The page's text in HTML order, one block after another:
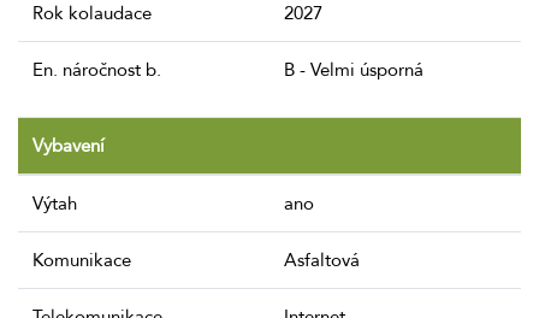
Rok kolaudace 2027
En. náročnost b. B - Velmi úsporná
Vybavení
Výtah ano
Komunikace Asfaltová